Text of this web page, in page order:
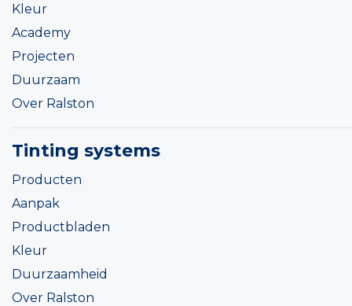
Kleur
Academy
Projecten
Duurzaam
Over Ralston
Tinting systems
Producten
Aanpak
Productbladen
Kleur
Duurzaamheid
Over Ralston